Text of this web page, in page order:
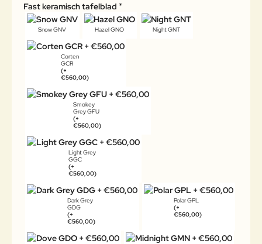
Fast keramisch tafelblad
Snow GNV Hazel GNO Night GNT
Corten
GCR
(+
€560,00)
Smokey
Grey GFU
(+
€560,00)
Light Grey
GGC
(+
€560,00)
Dark Grey
GDG
(+
€560,00)
Polar GPL
(+
€560,00)